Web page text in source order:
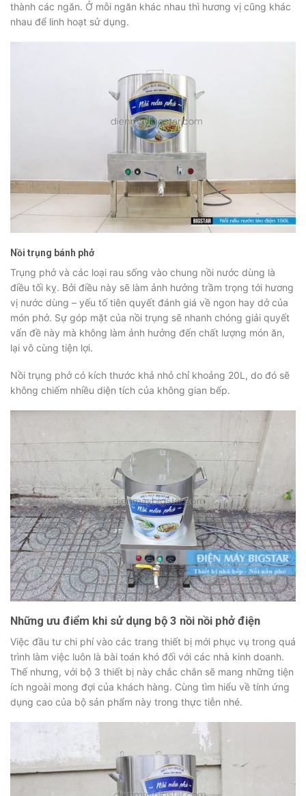
thành các ngăn. Ở mỗi ngăn khác nhau thì hương vị cũng khác
nhau để linh hoạt sử dụng.
Nồi trụng bánh phở
Trụng phở và các loại rau sống vào chung nồi nước dùng là
điều tối kỵ. Bởi điều này sẽ làm ảnh hưởng trầm trọng tới hương
vị nước dùng – yếu tố tiên quyết đánh giá về ngon hay dở của
món phở. Sự góp mặt của nồi trụng sẽ nhanh chóng giải quyết
vấn đề này mà không làm ảnh hưởng đến chất lượng món ăn,
lại vô cùng tiện lợi.
Nồi trụng phở có kích thước khả nhỏ chỉ khoảng 20L, do đó sẽ
không chiếm nhiều diện tích của không gian bếp.
Những ưu điểm khi sử dụng bộ 3 nồi nồi phở điện
Việc đầu tư chi phí vào các trang thiết bị mới phục vụ trong quá
trình làm việc luôn là bài toán khó đối với các nhà kinh doanh.
Thế nhưng, với bộ 3 thiết bị này chắc chắn sẽ mang những tiện
ích ngoài mong đợi của khách hàng. Cùng tìm hiểu về tính ứng
dụng cao của bộ sản phẩm này trong thực tiễn nhé.